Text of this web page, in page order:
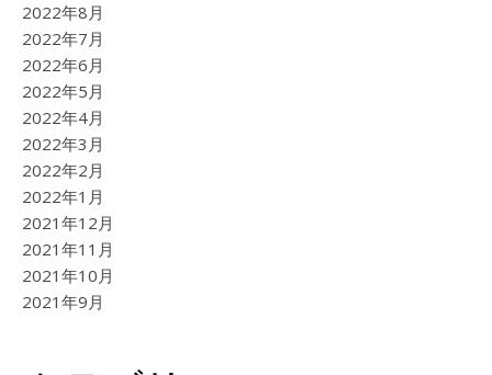
2022年8月
2022年7月
2022年6月
2022年5月
2022年4月
2022年3月
2022年2月
2022年1月
2021年12月
2021年11月
2021年10月
2021年9月